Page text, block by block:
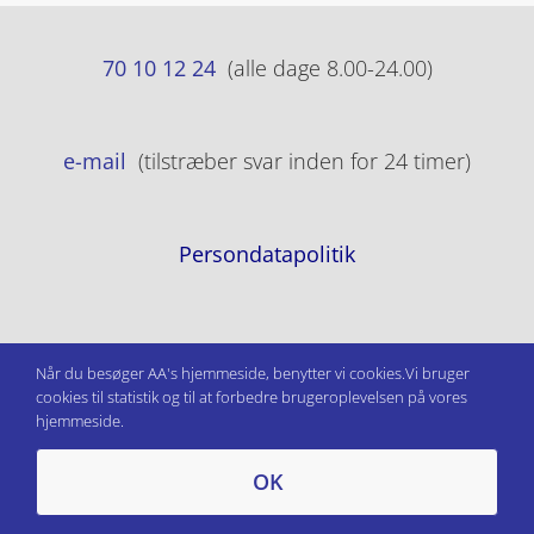
70 10 12 24 (alle dage 8.00-24.00)
e-mail (tilstræber svar inden for 24 timer)
Persondatapolitik
Når du besøger AA's hjemmeside, benytter vi cookies.Vi bruger
cookies til statistik og til at forbedre brugeroplevelsen på vores
hjemmeside.
OK